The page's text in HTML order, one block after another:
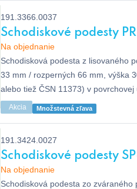
191.3366.0037
Schodiskové podesty
Na objednanie
Schodisková podesta z lisovaného
33 mm / rozperných 66 mm, výška
alebo tiež ČSN 11373) v
ISO 1461, bez protišmyku.
Akcia Množstevná zľava
191.3424.0027
Schodiskové podesty
Na objednanie
Schodisková podesta zo